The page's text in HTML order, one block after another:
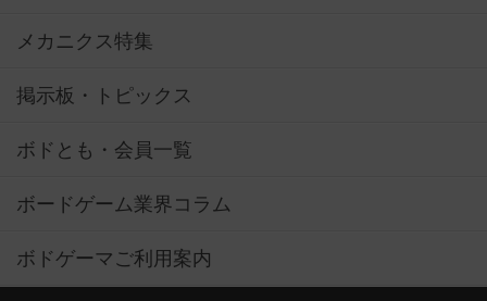
メカニクス特集
掲示板・トピックス
ボドとも・会員一覧
ボードゲーム業界コラム
ボドゲーマご利用案内